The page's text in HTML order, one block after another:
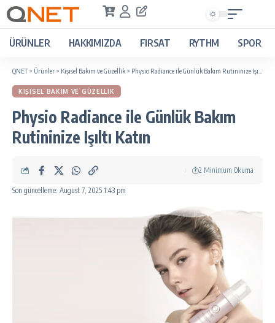
ÜRÜNLER HAKKIMIZDA FIRSAT RYTHM SPOR
QNET> Ürünler > Kişisel Bakım ve Güzellik > Physio Radiance ile Günlük Bakım Rutininize Işıltı Katın
KIŞISEL BAKIM VE GÜZELLIK
Physio Radiance ile Günlük Bakım
Rutininize Işıltı Katın
Son güncelleme: August 7, 2025 1:43 pm
2 Minimum Okuma